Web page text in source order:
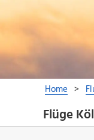
Flüge